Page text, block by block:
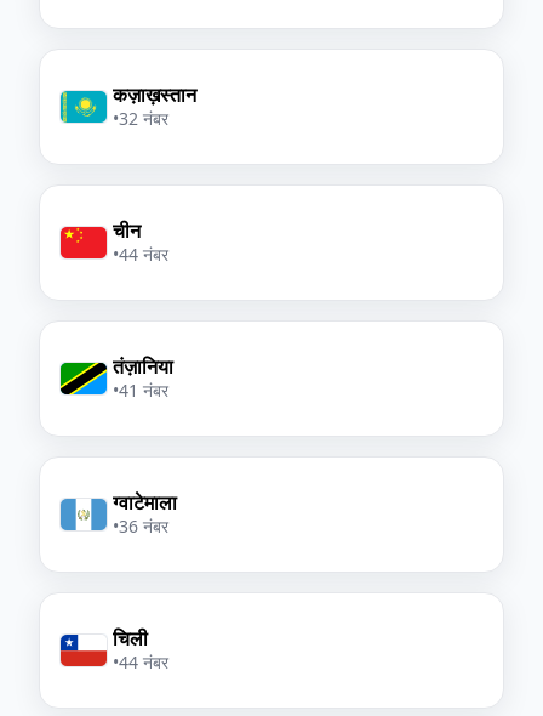
कज़ाख़स्तान
•32 नंबर
चीन
•44 नंबर
तंज़ानिया
•41 नंबर
ग्वाटेमाला
•36 नंबर
चिली
•44 नंबर